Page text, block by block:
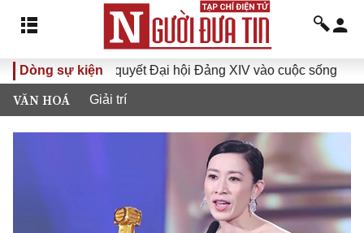
Dòng sự kiện
Nghị quyết Đại hội Đảng XIV vào cuộc sống Hướng tới
VĂN HOÁ Giải trí